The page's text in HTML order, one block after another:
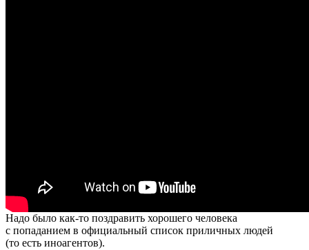
Надо было как-то поздравить хорошего человека
с попаданием в официальный список приличных людей
(то есть иноагентов).